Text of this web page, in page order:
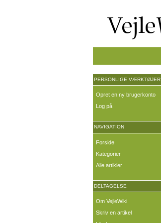
PERSONLIGE VÆRKTØJER
Opret en ny brugerkonto
Log på
NAVIGATION
Forside
Kategorier
Alle artikler
DELTAGELSE
Om VejleWiki
Skriv en artikel